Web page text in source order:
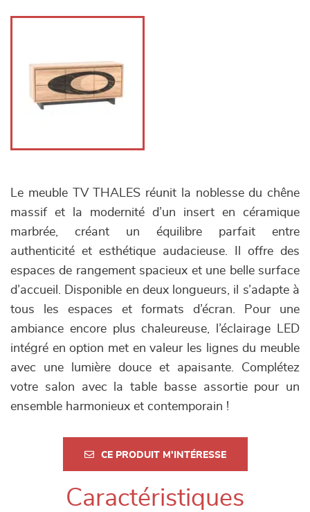
Le meuble TV THALES réunit la noblesse du chêne
massif et la modernité d’un insert en céramique
marbrée, créant un équilibre parfait entre
authenticité et esthétique audacieuse. Il offre des
espaces de rangement spacieux et une belle surface
d’accueil. Disponible en deux longueurs, il s’adapte à
tous les espaces et formats d’écran. Pour une
ambiance encore plus chaleureuse, l’éclairage LED
intégré en option met en valeur les lignes du meuble
avec une lumière douce et apaisante. Complétez
votre salon avec la table basse assortie pour un
ensemble harmonieux et contemporain !
CE PRODUIT M'INTÉRESSE
Caractéristiques